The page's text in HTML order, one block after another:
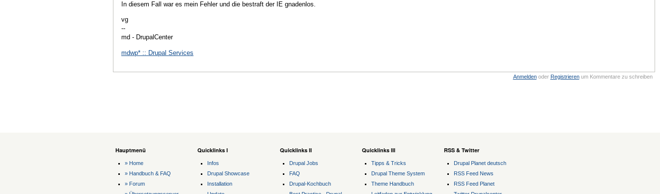
In diesem Fall war es mein Fehler und die bestraft der IE gnadenlos.
vg
--
md - DrupalCenter
mdwp* :: Drupal Services
Anmeldenoder Registrierenum Kommentare zu schreiben
Hauptmenü
» Home
» Handbuch & FAQ
» Forum
Quicklinks I
Infos
Drupal Showcase
Installation
Quicklinks II
Drupal Jobs
FAQ
Drupal-Kochbuch
Quicklinks III
Tipps & Tricks
Drupal Theme System
Theme Handbuch
RSS & Twitter
Drupal Planet deutsch
RSS Feed News
RSS Feed Planet